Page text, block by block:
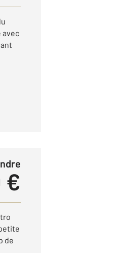
avec
€
de